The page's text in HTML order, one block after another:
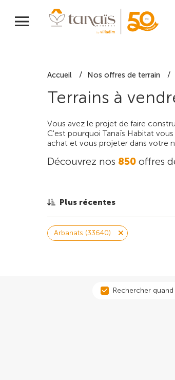
Accueil Nos offres de terrain
Terrains à
Vous avez le projet de faire
C'est pourquoi Tanaïs Habitat
achat et vous projeter dans votre
Découvrez nos 850 offres
Plus récentes
Arbanats (33640)
Rechercher